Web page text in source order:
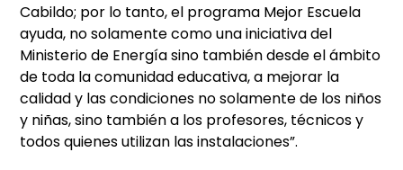
Cabildo; por lo tanto, el programa Mejor Escuela
ayuda, no solamente como una iniciativa del
Ministerio de Energía sino también desde el ámbito
de toda la comunidad educativa, a mejorar la
calidad y las condiciones no solamente de los niños
y niñas, sino también a los profesores, técnicos y
todos quienes utilizan las instalaciones”.